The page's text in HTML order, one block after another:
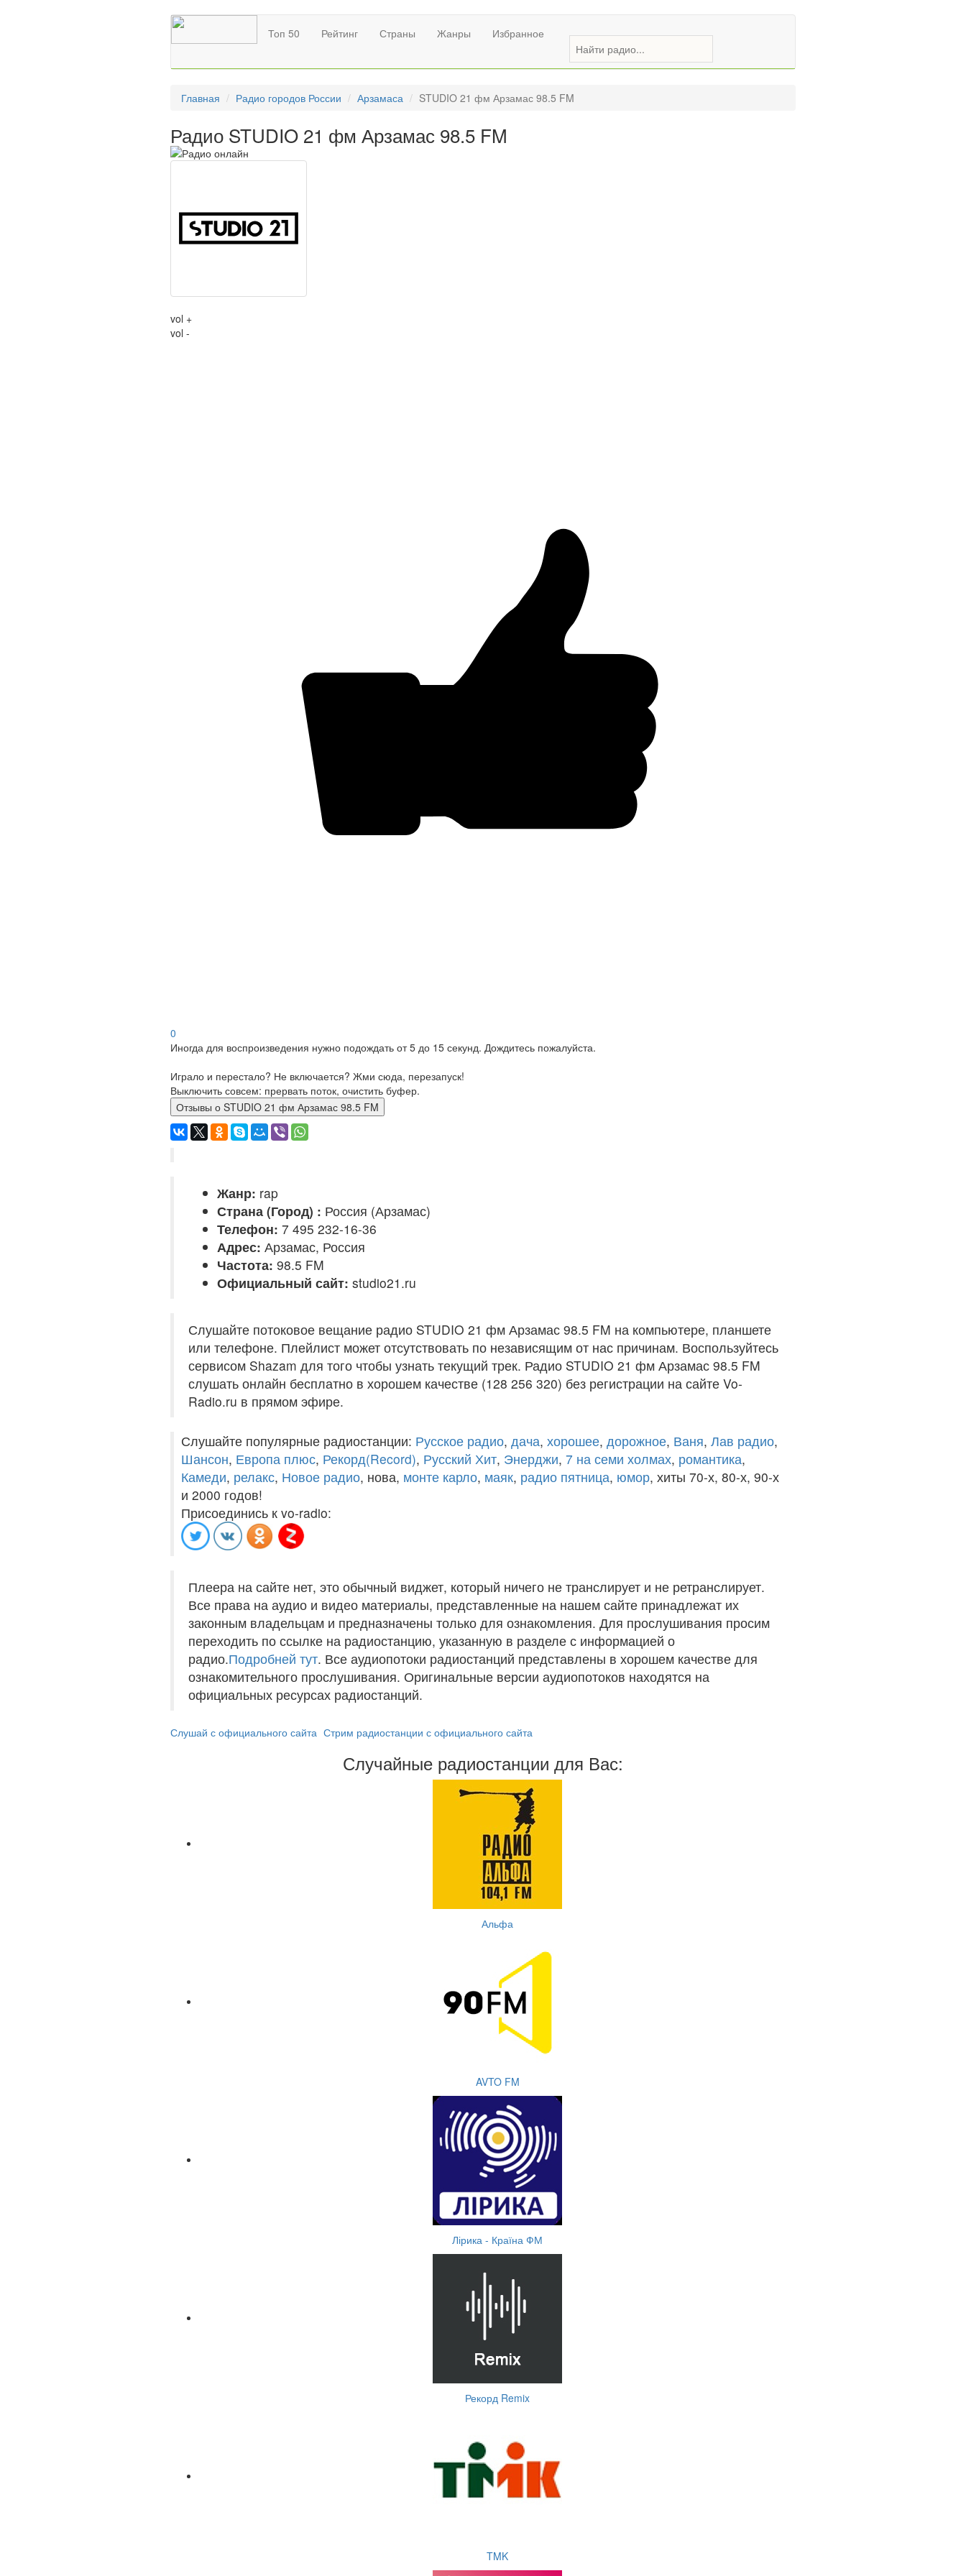
Топ 50 Рейтинг Страны Жанры Избранное
Главная Радио городов России Арзамаса STUDIO 21 фм Арзамас 98.5 FM
Радио STUDIO 21 фм Арзамас 98.5 FM
vol +
vol -
0
Иногда для воспроизведения нужно подождать от 5 до 15 секунд. Дождитесь пожалуйста.
Играло и перестало? Не включается? Жми сюда, перезапуск!
Выключить совсем: прервать поток, очистить буфер.
Отзывы о STUDIO 21 фм Арзамас 98.5 FM
Жанр: rap
Страна (Город) : Россия (Арзамас)
Телефон: 7 495 232-16-36
Адрес: Арзамас, Россия
Частота: 98.5 FM
Официальный сайт: studio21.ru
Слушайте потоковое вещание радио STUDIO 21 фм Арзамас 98.5 FM на компьютере, планшете
или телефоне. Плейлист может отсутствовать по независящим от нас причинам. Воспользуйтесь
сервисом Shazam для того чтобы узнать текущий трек. Радио STUDIO 21 фм Арзамас 98.5 FM
слушать онлайн бесплатно в хорошем качестве (128 256 320) без регистрации на сайте Vo-
Radio.ru в прямом эфире.
Слушайте популярные радиостанции: Русское радио, дача, хорошее, дорожное, Ваня, Лав радио,
Шансон, Европа плюс, Рекорд(Record), Русский Хит, Энерджи, 7 на семи холмах, романтика,
Камеди, релакс, Новое радио, нова, монте карло, маяк, радио пятница, юмор, хиты 70-х, 80-х, 90-х
и 2000 годов!
Присоединись к vo-radio:
Плеера на сайте нет, это обычный виджет, который ничего не транслирует и не ретранслирует.
Все права на аудио и видео материалы, представленные на нашем сайте принадлежат их
законным владельцам и предназначены только для ознакомления. Для прослушивания просим
переходить по ссылке на радиостанцию, указанную в разделе с информацией о
радио.Подробней тут. Все аудиопотоки радиостанций представлены в хорошем качестве для
ознакомительного прослушивания. Оригинальные версии аудиопотоков находятся на
официальных ресурсах радиостанций.
Слушай с официального сайта Стрим радиостанции с официального сайта
Случайные радиостанции для Вас:
Альфа
AVTO FM
Лірика - Країна ФМ
Рекорд Remix
TMK